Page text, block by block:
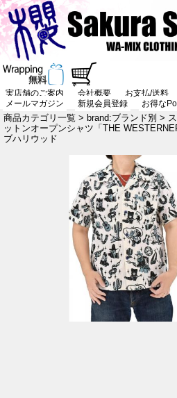
実店舗のご案内 会社概要 お支払/送料
メールマガジン
新規会員登録 お得な
商品カテゴリ一覧 > brand:ブランド別 >
ットンオープンシャツ「THE
ブハリウッド